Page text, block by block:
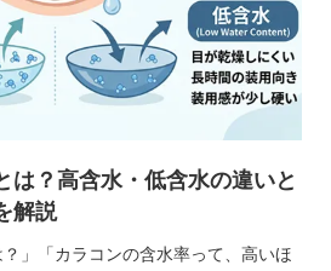
は？高含水・低含水の違いと
解説
？」「カラコンの含水率って、高いほ